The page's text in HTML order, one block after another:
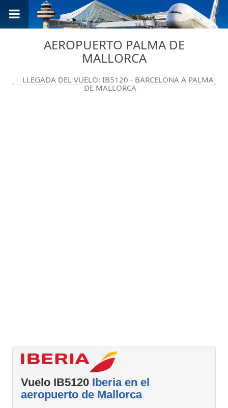
AEROPUERTO PALMA DE
MALLORCA
LLEGADA DEL VUELO: IB5120 - BARCELONA A PALMA
DE MALLORCA
Vuelo IB5120 Iberia en el
aeropuerto de Mallorca